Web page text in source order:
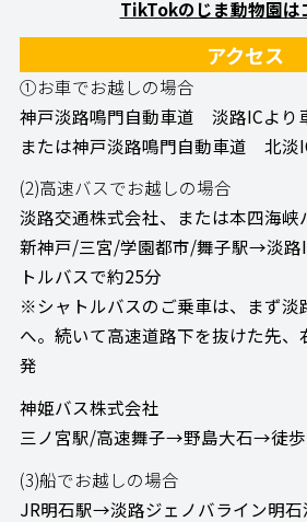
TikTokのじま動物園
アクセス
①お車でお越しの場合
神戸淡路鳴門自動車道 淡路ICより
または神戸淡路鳴門自動車道 北淡
(2)高速バスでお越しの場合
淡路交通株式会社、または本四海峡
新神戸/三宮/学園都市/舞子駅→淡路
トルバスで約25分
※シャトルバスのご乗車は、まず淡
へ。続いて高速道路下を抜けた先、
発
神姫バス株式会社
三ノ宮駅/高速舞子→野島大石→徒
(3)船でお越しの場合
JR明石駅→淡路ジェノバライン明